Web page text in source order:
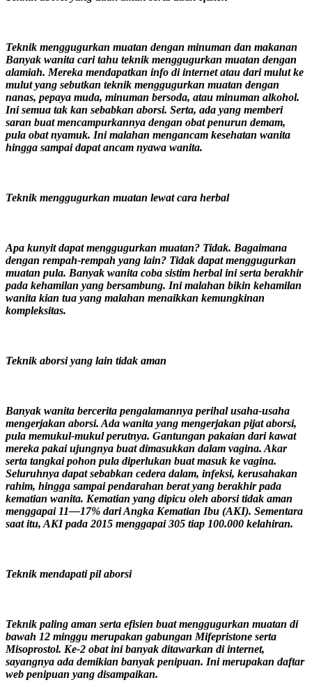
Teknik menggugurkan muatan dengan minuman dan makanan
Banyak wanita cari tahu teknik menggugurkan muatan dengan
alamiah. Mereka mendapatkan info di internet atau dari mulut ke
mulut yang sebutkan teknik menggugurkan muatan dengan
nanas, pepaya muda, minuman bersoda, atau minuman alkohol.
Ini semua tak kan sebabkan aborsi. Serta, ada yang memberi
saran buat mencampurkannya dengan obat penurun demam,
pula obat nyamuk. Ini malahan mengancam kesehatan wanita
hingga sampai dapat ancam nyawa wanita.
Teknik menggugurkan muatan lewat cara herbal
Apa kunyit dapat menggugurkan muatan? Tidak. Bagaimana
dengan rempah-rempah yang lain? Tidak dapat menggugurkan
muatan pula. Banyak wanita coba sistim herbal ini serta berakhir
pada kehamilan yang bersambung. Ini malahan bikin kehamilan
wanita kian tua yang malahan menaikkan kemungkinan
kompleksitas.
Teknik aborsi yang lain tidak aman
Banyak wanita bercerita pengalamannya perihal usaha-usaha
mengerjakan aborsi. Ada wanita yang mengerjakan pijat aborsi,
pula memukul-mukul perutnya. Gantungan pakaian dari kawat
mereka pakai ujungnya buat dimasukkan dalam vagina. Akar
serta tangkai pohon pula diperlukan buat masuk ke vagina.
Seluruhnya dapat sebabkan cedera dalam, infeksi, kerusahakan
rahim, hingga sampai pendarahan berat yang berakhir pada
kematian wanita. Kematian yang dipicu oleh aborsi tidak aman
menggapai 11—17% dari Angka Kematian Ibu (AKI). Sementara
saat itu, AKI pada 2015 menggapai 305 tiap 100.000 kelahiran.
Teknik mendapati pil aborsi
Teknik paling aman serta efisien buat menggugurkan muatan di
bawah 12 minggu merupakan gabungan Mifepristone serta
Misoprostol. Ke-2 obat ini banyak ditawarkan di internet,
sayangnya ada demikian banyak penipuan. Ini merupakan daftar
web penipuan yang disampaikan.